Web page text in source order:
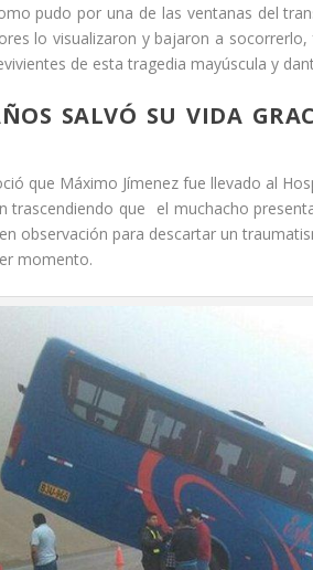
pudo por una de las ventanas del
lo visualizaron y bajaron a
de esta tragedia mayúscula y
SALVÓ SU VIDA
que Máximo Jímenez fue llevado al
trascendiendo que el muchacho
observación para descartar un
momento.